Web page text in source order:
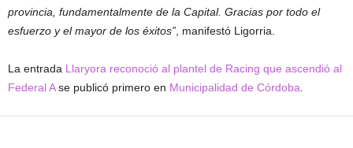
provincia, fundamentalmente de la Capital. Gracias por todo el
esfuerzo y el mayor de los éxitos” , manifestó Ligorria.
La entrada Llaryora reconoció al plantel de Racing que ascendió al
Federal Ase publicó primero en Municipalidad de Córdoba